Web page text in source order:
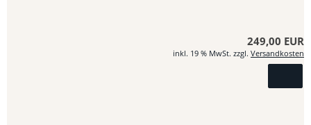
249,00 EUR
inkl. 19 % MwSt. zzgl. Versandkosten